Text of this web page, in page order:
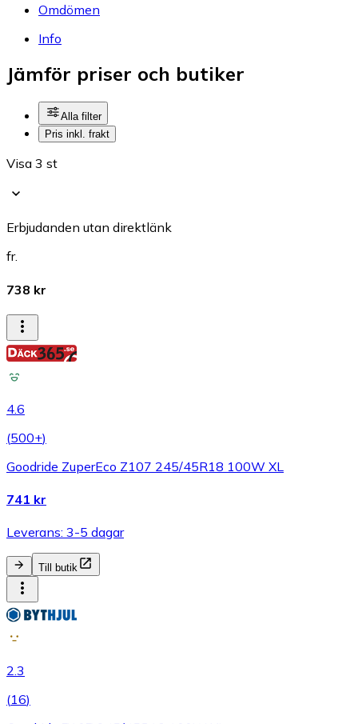
Omdömen
Info
Jämför priser och butiker
Alla filter
Pris inkl. frakt
Visa 3 st
Erbjudanden utan direktlänk
fr.
738 kr
4.6
(500+)
Goodride ZuperEco Z107 245/45R18 100W XL
741 kr
Leverans: 3-5 dagar
Till butik
2.3
(16)